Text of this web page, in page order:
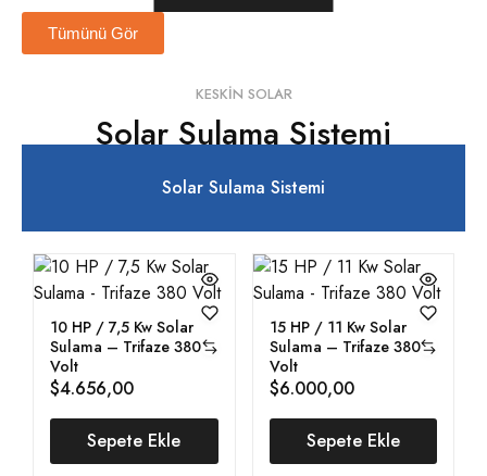
Tümünü Gör
KESKIN SOLAR
Solar Sulama Sistemi
Solar Sulama Sistemi
10 HP / 7,5 Kw Solar
Sulama – Trifaze 380
Volt
$4.656,00
Sepete Ekle
15 HP / 11 Kw Solar
Sulama – Trifaze 380
Volt
$6.000,00
Sepete Ekle